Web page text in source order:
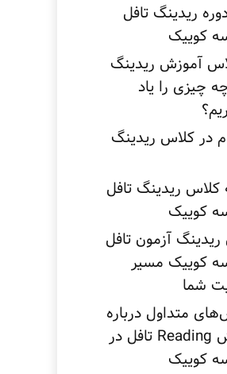
ریدینگ تافل
کوییک
آموزش ریدینگ
چیزی را یاد
در کلاس ریدینگ
کلاس ریدینگ تافل
کوییک
آزمون تافل
کوییک مسیر
شما
متداول درباره
آموزش Reading تافل در
کوییک